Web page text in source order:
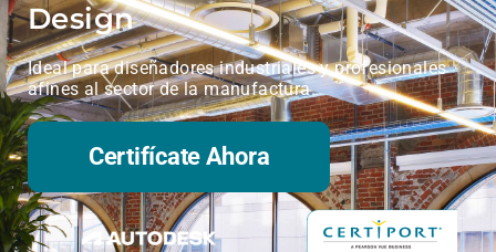
Design
Ideal para diseñadores industriales y profesionales
afines al sector de la manufactura.
Certifícate Ahora